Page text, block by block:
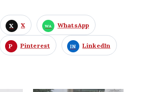
X WhatsApp
Pinterest LinkedIn